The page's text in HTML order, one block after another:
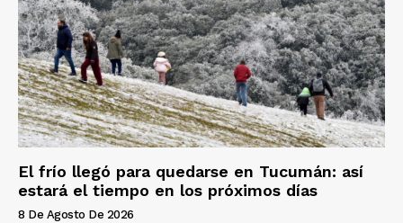
El frío llegó para quedarse en Tucumán: así
estará el tiempo en los próximos días
8 De Agosto De 2026